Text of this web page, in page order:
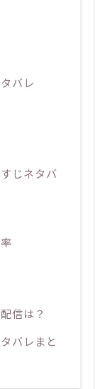
バレ
じネタバ
信は？
バレまと